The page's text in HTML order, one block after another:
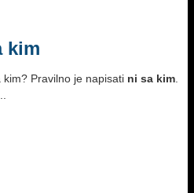
kim
Pravilno je napisati ni sa kim